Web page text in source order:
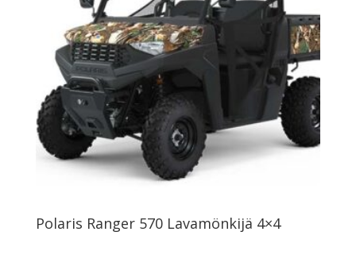
Polaris Ranger 570 Lavamönkijä 4×4